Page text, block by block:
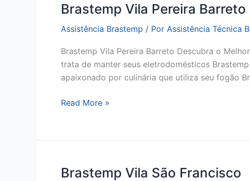
Brastemp Vila Pereira Barreto
Assistência Brastemp / Por Assistência Técnica
Brastemp Vila Pereira Barreto Descubra o
trata de manter seus eletrodomésticos
apaixonado por culinária que utiliza seu fogão
Brastemp
Barreto
Read More »
Brastemp Vila São Francisco